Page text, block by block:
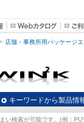
店舗・事務所用パッケージ
キーワードから製品情